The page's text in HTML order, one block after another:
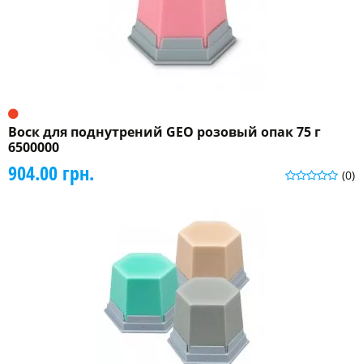
Воск для поднутрений GEO розовый опак 75 г
6500000
(0)
904.00 грн.